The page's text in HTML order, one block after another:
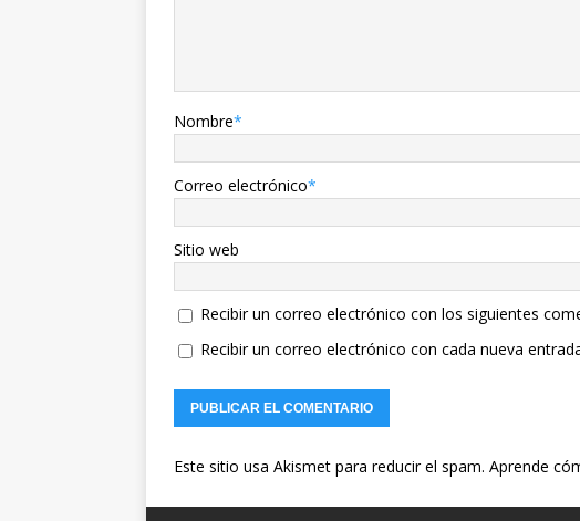
Nombre*
Correo electrónico*
Sitio web
Recibir un correo electrónico con los siguientes
Recibir un correo electrónico con cada nueva
Este sitio usa Akismet para reducir el spam. Aprende